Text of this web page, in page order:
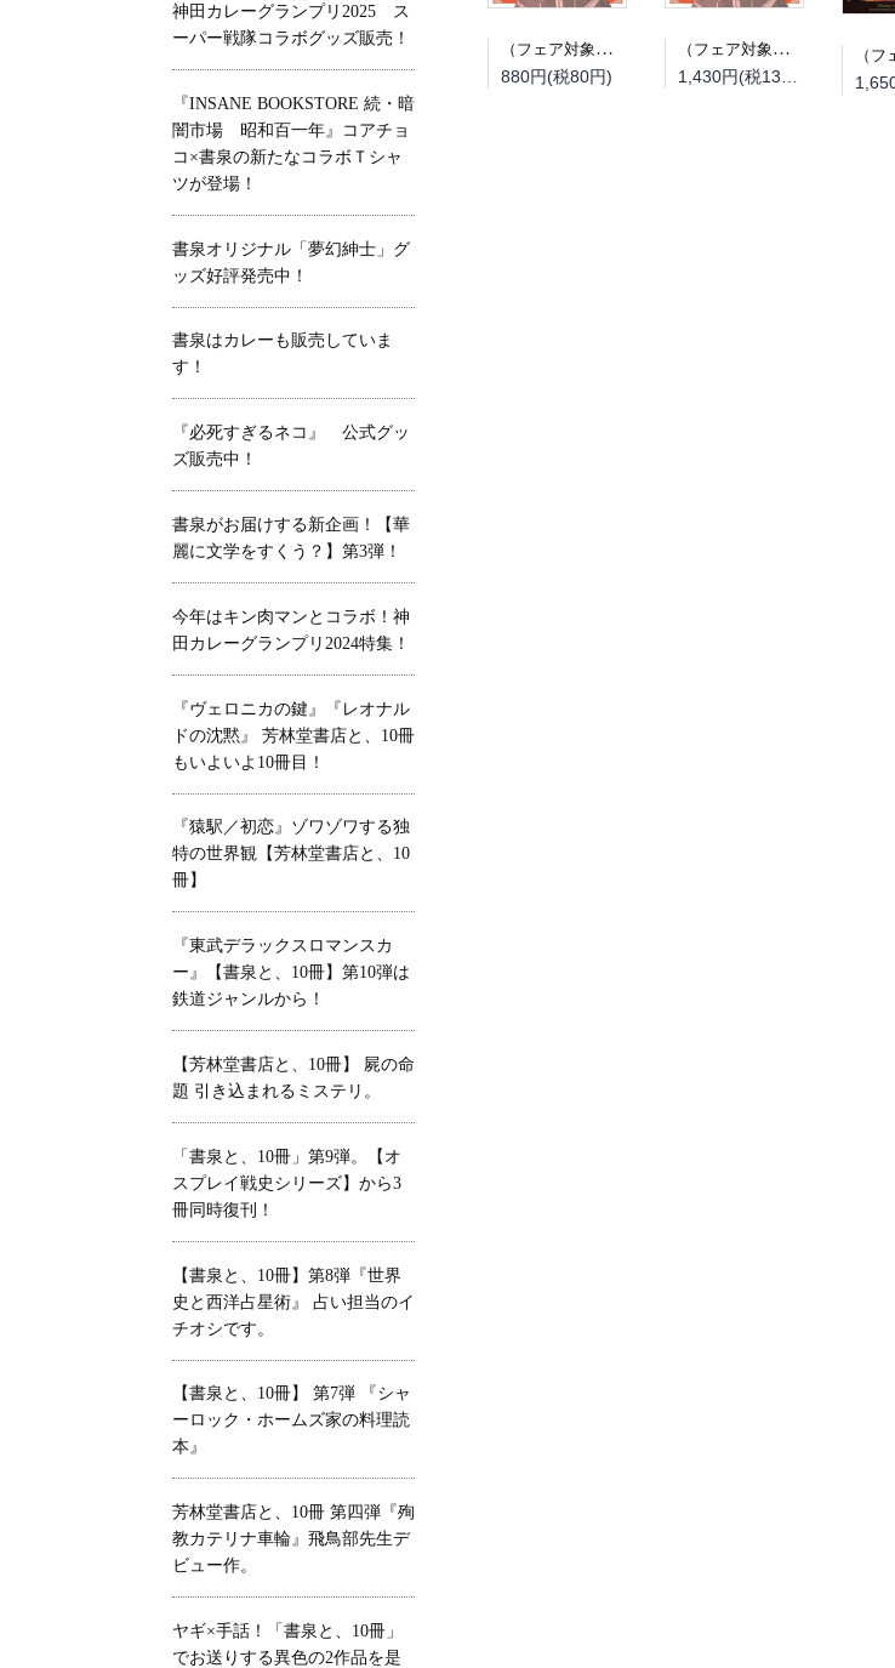
（フェア対象商品）【予約】【特典付き】オルクセン王国史~野蛮なオークの国は、如何にして平和なエルフの国を焼き払うに至ったか~ 7（08/25頃発送予定）
880円(税80円)
（フェア対象商品）【予約】【特典付き】オルクセン王国史~野蛮なオークの国は、如何にして平和なエルフの国を焼き払うに至ったか~ 7 小冊子付き特装版（08/25頃発送予定）
神田カレーグランプリ2025 ス
ーパー戦隊コラボグッズ販売！
『INSANE BOOKSTORE 続・暗
闇市場 昭和百一年』コアチョ
コ×書泉の新たなコラボＴシャ
ツが登場！
書泉オリジナル「夢幻紳士」グ
ッズ好評発売中！
書泉はカレーも販売していま
す！
『必死すぎるネコ』 公式グッ
ズ販売中！
書泉がお届けする新企画！【華
麗に文学をすくう？】第3弾！
今年はキン肉マンとコラボ！神
田カレーグランプリ2024特集！
『ヴェロニカの鍵』『レオナル
ドの沈黙』 芳林堂書店と、10冊
もいよいよ10冊目！
『猿駅／初恋』ゾワゾワする独
特の世界観【芳林堂書店と、10
冊】
『東武デラックスロマンスカ
ー』【書泉と、10冊】第10弾は
鉄道ジャンルから！
【芳林堂書店と、10冊】 屍の命
題 引き込まれるミステリ。
「書泉と、10冊」第9弾。【オ
スプレイ戦史シリーズ】から3
冊同時復刊！
【書泉と、10冊】第8弾『世界
史と西洋占星術』 占い担当のイ
チオシです。
【書泉と、10冊】 第7弾 『シャ
ーロック・ホームズ家の料理読
本』
芳林堂書店と、10冊 第四弾『殉
教カテリナ車輪』飛鳥部先生デ
ビュー作。
ヤギ×手話！「書泉と、10冊」
でお送りする異色の2作品を是